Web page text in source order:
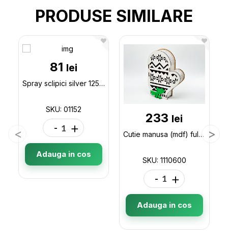
PRODUSE SIMILARE
81 lei
Spray sclipici silver 125ml 01152
SKU: 01152
- +
Adauga in cos
233 lei
Cutie manusa (mdf) fulgi 24*18*7 1110600
SKU: 1110600
- +
Adauga in cos